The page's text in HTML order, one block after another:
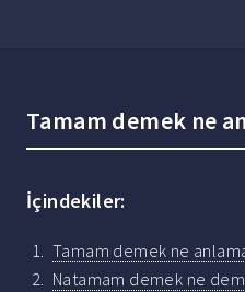
Tamam demek ne
İçindekiler:
Tamam demek ne
Natamam demek ne